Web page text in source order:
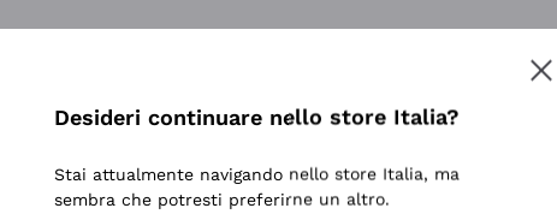
Desideri continuare nello store Italia?
Stai attualmente navigando nello store Italia, ma
sembra che potresti preferirne un altro.